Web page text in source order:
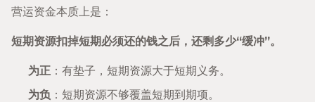
营运资金本质上是：
短期资源扣掉短期必须还的钱之后，还剩多少“缓冲”。
为正 ：有垫子，短期资源大于短期义务。
为负 ：短期资源不够覆盖短期到期项。